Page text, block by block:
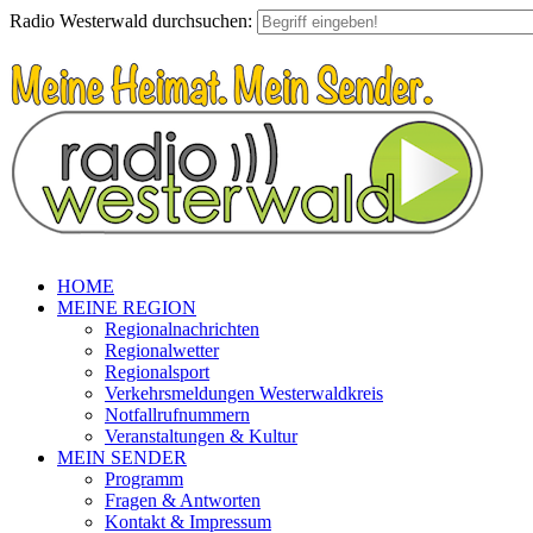
Radio Westerwald durchsuchen:
HOME
MEINE REGION
Regionalnachrichten
Regionalwetter
Regionalsport
Verkehrsmeldungen Westerwaldkreis
Notfallrufnummern
Veranstaltungen & Kultur
MEIN SENDER
Programm
Fragen & Antworten
Kontakt & Impressum